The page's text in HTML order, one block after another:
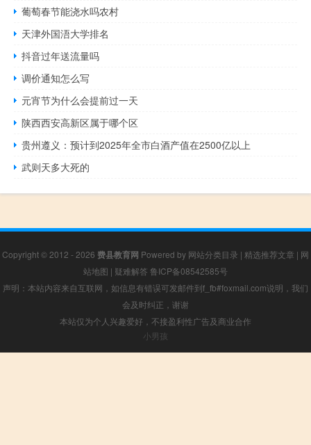
葡萄春节能浇水吗农村
天津外国浯大学排名
抖音过年送流量吗
调价通知怎么写
元宵节为什么会提前过一天
陕西西安高新区属于哪个区
贵州遵义：预计到2025年全市白酒产值在2500亿以上
武则天多大死的
Copyright © 2012 - 2026 费县教育网 Powered by 网站分类目录 | 精选推荐文章 | 网
站地图 | 疑难解答 鲁ICP备08542585号
声明：本站内容来自互联网，如信息有错误可发邮件到f_fb#foxmail.com说明，我们
会及时纠正，谢谢
本站仅为个人兴趣爱好，不接盈利性广告及商业合作
小男孩